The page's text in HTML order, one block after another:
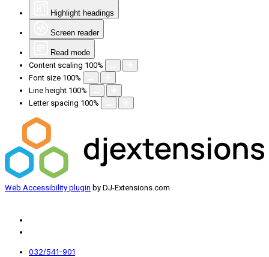
Highlight headings
Screen reader
Read mode
Content scaling 100%
Font size 100%
Line height 100%
Letter spacing 100%
Web Accessibility plugin by DJ-Extensions.com
032/541-901